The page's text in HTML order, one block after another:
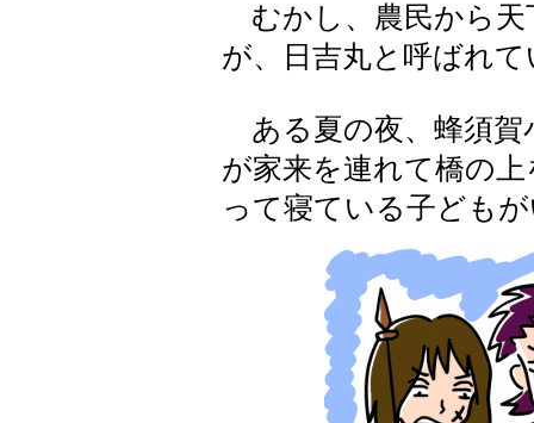
むかし、農民から天
が、日吉丸と呼ばれ
ある夏の夜、蜂須賀
が家来を連れて橋の
って寝ている子ども